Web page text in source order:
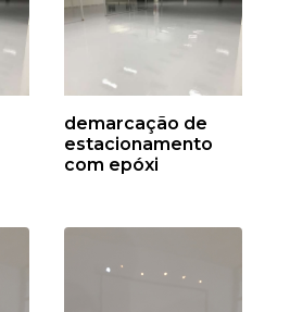
demarcação de
estacionamento
com epóxi